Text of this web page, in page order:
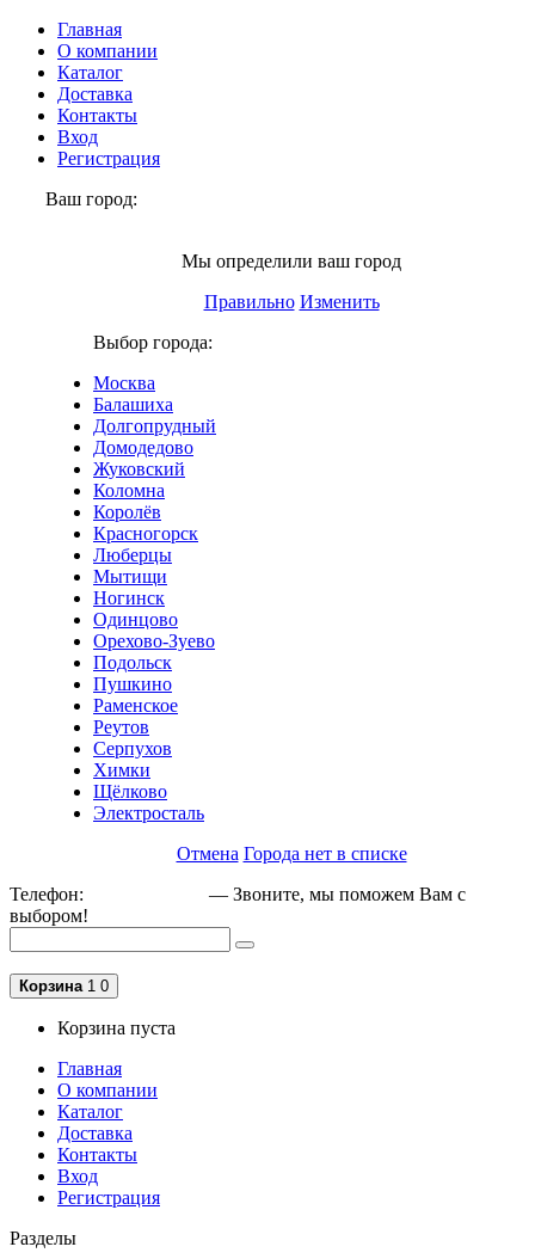
Главная
О компании
Каталог
Доставка
Контакты
Вход
Регистрация
Ваш город:
Мы определили ваш город
Правильно Изменить
Выбор города:
Москва
Балашиха
Долгопрудный
Домодедово
Жуковский
Коломна
Королёв
Красногорск
Люберцы
Мытищи
Ногинск
Одинцово
Орехово-Зуево
Подольск
Пушкино
Раменское
Реутов
Серпухов
Химки
Щёлково
Электросталь
Отмена Города нет в списке
Телефон:
— Звоните, мы поможем Вам с
выбором!
Корзина 1 0
Корзина пуста
Главная
О компании
Каталог
Доставка
Контакты
Вход
Регистрация
Разделы